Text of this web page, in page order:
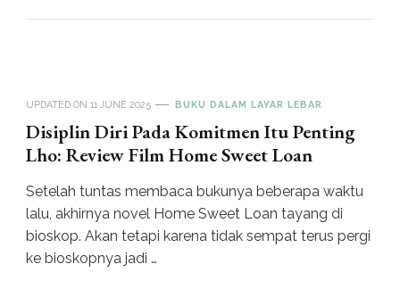
UPDATED ON 11 JUNE 2025 BUKU DALAM LAYAR LEBAR
Disiplin Diri Pada Komitmen Itu Penting
Lho: Review Film Home Sweet Loan
Setelah tuntas membaca bukunya beberapa waktu
lalu, akhirnya novel Home Sweet Loan tayang di
bioskop. Akan tetapi karena tidak sempat terus pergi
ke bioskopnya jadi …